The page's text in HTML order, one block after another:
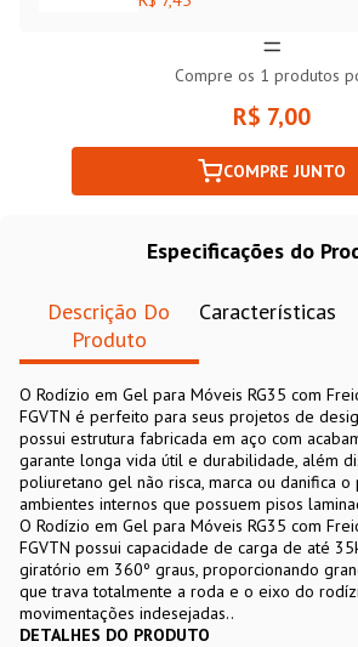
Compre os 1 produtos
R$ 7,00
COMPRE JUNTO
Especificações do
Descrição Do
Produto
Características
O Rodízio em Gel para Móveis RG35 com
FGVTN é perfeito para seus projetos de
possui estrutura fabricada em aço com
garante longa vida útil e durabilidade, além
poliuretano gel não risca, marca ou danifica o
ambientes internos que possuem pisos
O Rodízio em Gel para Móveis RG35 com
FGVTN possui capacidade de carga de até
giratório em 360º graus, proporcionando
que trava totalmente a roda e o eixo do
movimentações indesejadas..
DETALHES DO PRODUTO